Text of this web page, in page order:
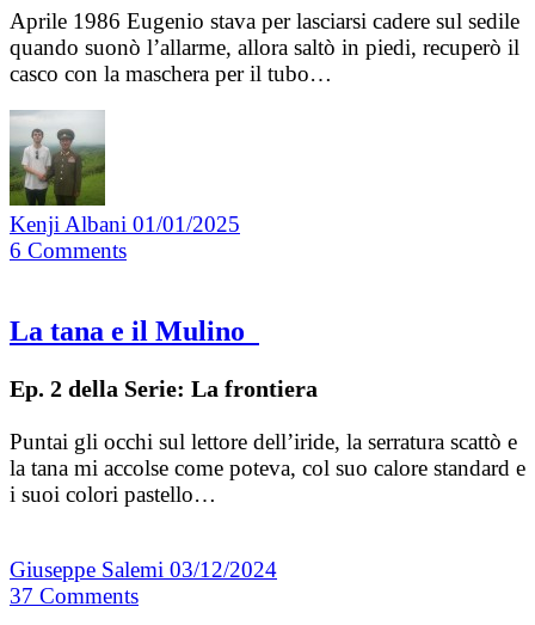
Aprile 1986 Eugenio stava per lasciarsi cadere sul sedile
quando suonò l’allarme, allora saltò in piedi, recuperò il
casco con la maschera per il tubo…
Kenji Albani 01/01/2025
6 Comments
La tana e il Mulino
Ep. 2 della Serie: La frontiera
Puntai gli occhi sul lettore dell’iride, la serratura scattò e
la tana mi accolse come poteva, col suo calore standard e
i suoi colori pastello…
Giuseppe Salemi 03/12/2024
37 Comments